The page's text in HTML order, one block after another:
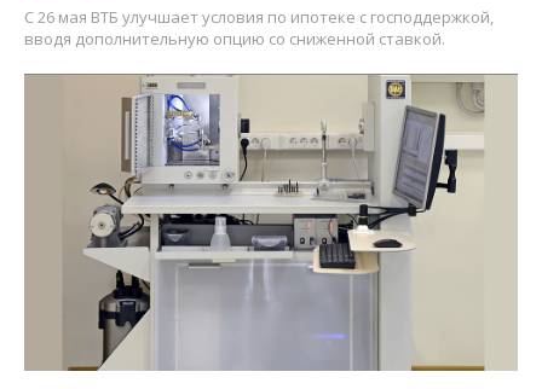
С 26 мая ВТБ улучшает условия по ипотеке с господдержкой,
вводя дополнительную опцию со сниженной ставкой.